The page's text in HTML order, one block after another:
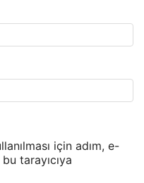
için adım, e-
tarayıcıya